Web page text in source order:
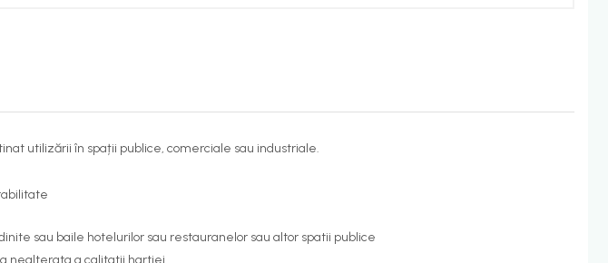
utilizării în spații publice, comerciale sau industriale.
sau baile hotelurilor sau restauranelor sau altor spatii publice
nealterata a calitatii hartiei